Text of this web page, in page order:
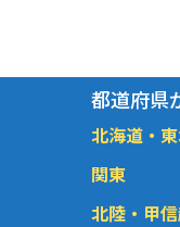
都道府県
北海道・
関東
北陸・甲